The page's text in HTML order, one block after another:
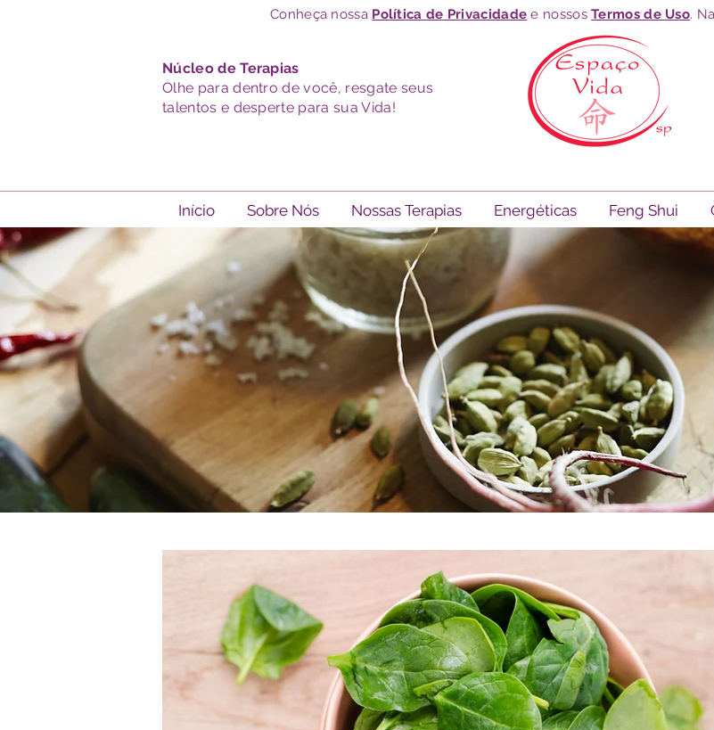
Conheça nossa Política de Privacidade e nossosTermos de Uso.
Núcleo de Terapias
Olhe para dentro de você, resgate seus
talentos e desperte para sua Vida!
Início Sobre Nós Nossas Terapias Energéticas Feng Shui